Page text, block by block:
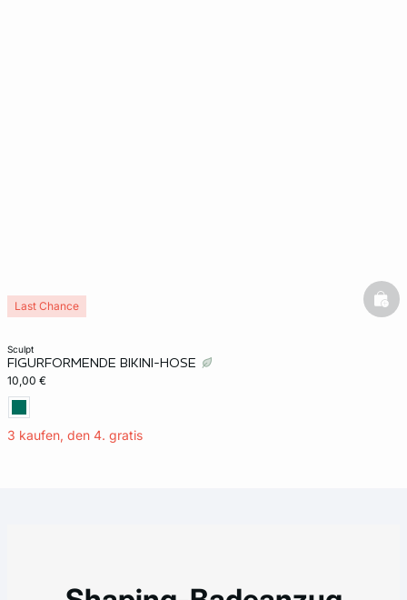
sculpt
FIGURFORMENDE BIKINI-HOSE
10,00 €
3 kaufen, den 4. gratis
Last Chance